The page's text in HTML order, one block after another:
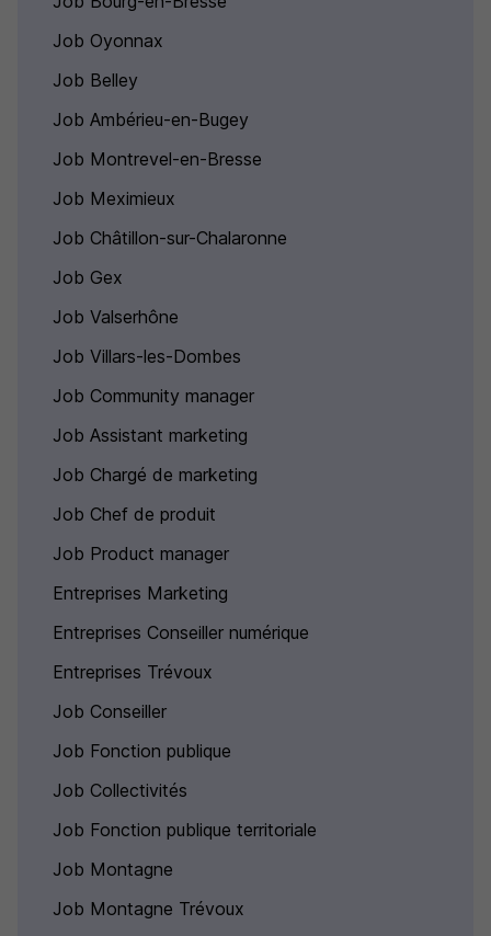
Job Oyonnax
Job Belley
Job Ambérieu-en-Bugey
Job Montrevel-en-Bresse
Job Meximieux
Job Châtillon-sur-Chalaronne
Job Gex
Job Valserhône
Job Villars-les-Dombes
Job Community manager
Job Assistant marketing
Job Chargé de marketing
Job Chef de produit
Job Product manager
Entreprises Marketing
Entreprises Conseiller numérique
Entreprises Trévoux
Job Conseiller
Job Fonction publique
Job Collectivités
Job Fonction publique territoriale
Job Montagne
Job Montagne Trévoux